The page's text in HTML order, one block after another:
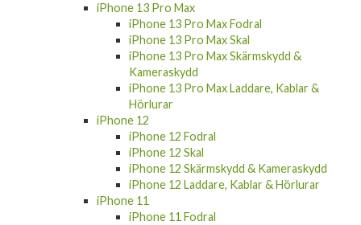
iPhone 13 Pro Max
iPhone 13 Pro Max Fodral
iPhone 13 Pro Max Skal
iPhone 13 Pro Max Skärmskydd &
Kameraskydd
iPhone 13 Pro Max Laddare, Kablar &
Hörlurar
iPhone 12
iPhone 12 Fodral
iPhone 12 Skal
iPhone 12 Skärmskydd & Kameraskydd
iPhone 12 Laddare, Kablar & Hörlurar
iPhone 11
iPhone 11 Fodral